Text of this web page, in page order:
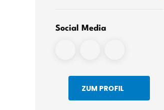
Social Media
ZUM PROFIL